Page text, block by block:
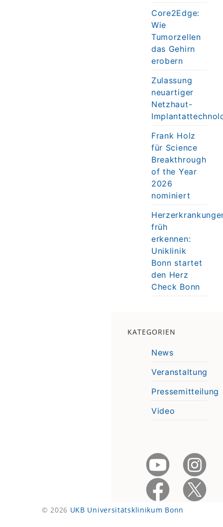
Core2Edge:
Wie
Tumorzellen
das Gehirn
erobern
Zulassung
neuartiger
Netzhaut-
Frank Holz
für Science
Breakthrough
of the Year
2026
nominiert
früh
erkennen:
Uniklinik
Bonn startet
den Herz
Check Bonn
KATEGORIEN
News
Veranstaltung
Pressemitteilung
Video
© 2026 UKB Universitätsklinikum Bonn